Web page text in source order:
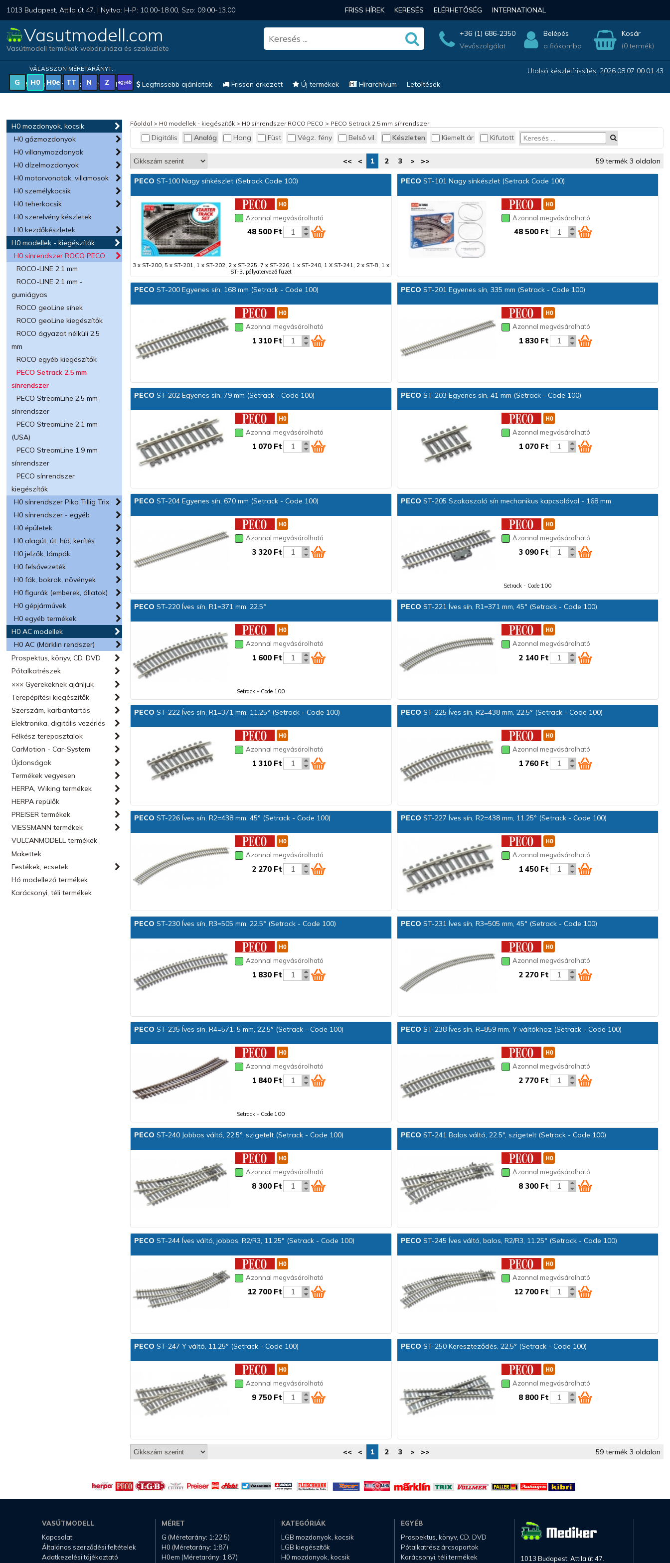
1013 Budapest, Attila út 47. | Nyitva: H-P: 10.00-18.00, Szo: 09.00-13.00 FRISS HÍREK KERESÉS ELÉRHETŐSÉG INTERNATIONAL
Vasutmodell.com
Vasútmodell termékek webáruháza és szaküzlete
+36 (1) 686-2350
Vevőszolgálat
Belépés
a fiókomba
Kosár
(0 termék)
VÁLASSZON MÉRETARÁNYT:
G H0 H0e TT N Z egyéb
Utolsó készletfrissítés: 2026.08.07 00:01:43
Magyar vonatkozású modellek
Legfrissebb ajánlatok Frissen érkezett Új termékek Hírarchívum Letöltések
H0 mozdonyok, kocsik
H0 gőzmozdonyok
H0 villanymozdonyok
H0 dízelmozdonyok
H0 motorvonatok, villamosok
H0 személykocsik
H0 teherkocsik
H0 szerelvény készletek
H0 kezdőkészletek
H0 modellek - kiegészítők
H0 sínrendszer ROCO PECO
ROCO-LINE 2.1 mm
ROCO-LINE 2.1 mm -
gumiágyas
ROCO geoLine sínek
ROCO geoLine kiegészítők
ROCO ágyazat nélküli 2.5
mm
ROCO egyéb kiegészítők
PECO Setrack 2.5 mm
sínrendszer
PECO StreamLine 2.5 mm
sínrendszer
PECO StreamLine 2.1 mm
(USA)
PECO StreamLine 1.9 mm
sínrendszer
PECO sínrendszer
kiegészítők
H0 sínrendszer Piko Tillig Trix
H0 sínrendszer - egyéb
H0 épületek
H0 alagút, út, híd, kerítés
H0 jelzők, lámpák
H0 felsővezeték
H0 fák, bokrok, növények
H0 figurák (emberek, állatok)
H0 gépjárművek
H0 egyéb termékek
H0 AC modellek
H0 AC (Märklin rendszer)
Prospektus, könyv, CD, DVD
Pótalkatrészek
××× Gyerekeknek ajánljuk
Terepépítési kiegészítők
Szerszám, karbantartás
Elektronika, digitális vezérlés
Félkész terepasztalok
CarMotion - Car-System
Újdonságok
Termékek vegyesen
HERPA, Wiking termékek
HERPA repülők
PREISER termékek
VIESSMANN termékek
VULCANMODELL termékek
Makettek
Festékek, ecsetek
Hó modellező termékek
Karácsonyi, téli termékek
Főoldal > H0 modellek - kiegészítők > H0 sínrendszer ROCO PECO > PECO Setrack 2.5 mm sínrendszer
Digitális Analóg Hang Füst Végz. fény Belső vil. Készleten Kiemelt ár Kifutott
<< < 1 2 3 > >> 59 termék 3 oldalon
PECO ST-100 Nagy sínkészlet (Setrack Code 100)
Azonnal megvásárolható
48 500 Ft
3 x ST-200, 5 x ST-201, 1 x ST-202, 2 x ST-225, 7 x ST-226, 1 x ST-240, 1 X ST-241, 2 x ST-8, 1 x
ST-3, pályatervező füzet
PECO ST-101 Nagy sínkészlet (Setrack Code 100)
Azonnal megvásárolható
48 500 Ft
PECO ST-200 Egyenes sín, 168 mm (Setrack - Code 100)
Azonnal megvásárolható
1 310 Ft
PECO ST-201 Egyenes sín, 335 mm (Setrack - Code 100)
Azonnal megvásárolható
1 830 Ft
PECO ST-202 Egyenes sín, 79 mm (Setrack - Code 100)
Azonnal megvásárolható
1 070 Ft
PECO ST-203 Egyenes sín, 41 mm (Setrack - Code 100)
Azonnal megvásárolható
1 070 Ft
PECO ST-204 Egyenes sín, 670 mm (Setrack - Code 100)
Azonnal megvásárolható
3 320 Ft
PECO ST-205 Szakaszoló sín mechanikus kapcsolóval - 168 mm
Azonnal megvásárolható
3 090 Ft
Setrack - Code 100
PECO ST-220 Íves sín, R1=371 mm, 22.5°
Azonnal megvásárolható
1 600 Ft
Setrack - Code 100
PECO ST-221 Íves sín, R1=371 mm, 45° (Setrack - Code 100)
Azonnal megvásárolható
2 140 Ft
PECO ST-222 Íves sín, R1=371 mm, 11.25° (Setrack - Code 100)
Azonnal megvásárolható
1 310 Ft
PECO ST-225 Íves sín, R2=438 mm, 22.5° (Setrack - Code 100)
Azonnal megvásárolható
1 760 Ft
PECO ST-226 Íves sín, R2=438 mm, 45° (Setrack - Code 100)
Azonnal megvásárolható
2 270 Ft
PECO ST-227 Íves sín, R2=438 mm, 11.25° (Setrack - Code 100)
Azonnal megvásárolható
1 450 Ft
PECO ST-230 Íves sín, R3=505 mm, 22.5° (Setrack - Code 100)
Azonnal megvásárolható
1 830 Ft
PECO ST-231 Íves sín, R3=505 mm, 45° (Setrack - Code 100)
Azonnal megvásárolható
2 270 Ft
PECO ST-235 Íves sín, R4=571, 5 mm, 22.5° (Setrack - Code 100)
Azonnal megvásárolható
1 840 Ft
Setrack - Code 100
PECO ST-238 Íves sín, R=859 mm, Y-váltókhoz (Setrack - Code 100)
Azonnal megvásárolható
2 770 Ft
PECO ST-240 Jobbos váltó, 22.5°, szigetelt (Setrack - Code 100)
Azonnal megvásárolható
8 300 Ft
PECO ST-241 Balos váltó, 22.5°, szigetelt (Setrack - Code 100)
Azonnal megvásárolható
8 300 Ft
PECO ST-244 Íves váltó, jobbos, R2/R3, 11.25° (Setrack - Code 100)
Azonnal megvásárolható
12 700 Ft
PECO ST-245 Íves váltó, balos, R2/R3, 11.25° (Setrack - Code 100)
Azonnal megvásárolható
12 700 Ft
PECO ST-247 Y váltó, 11.25° (Setrack - Code 100)
Azonnal megvásárolható
9 750 Ft
PECO ST-250 Kereszteződés, 22.5° (Setrack - Code 100)
Azonnal megvásárolható
8 800 Ft
<< < 1 2 3 > >> 59 termék 3 oldalon
VASÚTMODELL
Kapcsolat
Általános szerződési feltételek
Adatkezelési tájékoztató
MÉRET
G (Méretarány: 1:22.5)
H0 (Méretarány: 1:87)
H0em (Méretarány: 1:87)
KATEGÓRIÁK
LGB mozdonyok, kocsik
LGB kiegészítők
H0 mozdonyok, kocsik
EGYÉB
Prospektus, könyv, CD, DVD
Pótalkatrész árcsoportok
Karácsonyi, téli termékek
1013 Budapest, Attila út 47.